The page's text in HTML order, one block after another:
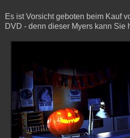
Es ist Vorsicht geboten beim Kauf
DVD - denn dieser Myers kann Sie